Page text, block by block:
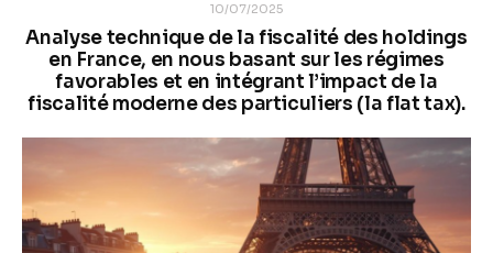
10/07/2025
Analyse technique de la fiscalité des holdings
en France, en nous basant sur les régimes
favorables et en intégrant l’impact de la
fiscalité moderne des particuliers (la flat tax).